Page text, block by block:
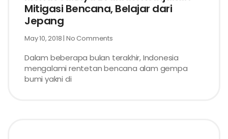
Mitigasi Bencana, Belajar dari
Jepang
May 10, 2018 No Comments
Dalam beberapa bulan terakhir, Indonesia
mengalami rentetan bencana alam gempa
bumi yakni di